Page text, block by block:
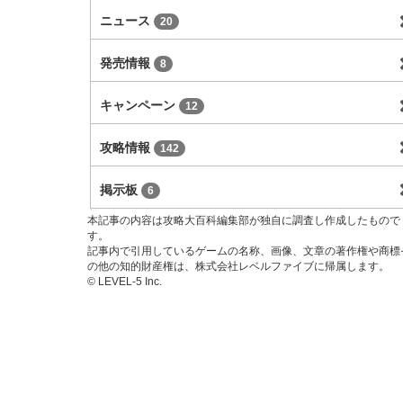
ニュース 20
発売情報 8
キャンペーン 12
攻略情報 142
掲示板 6
本記事の内容は攻略大百科編集部が独自に調査し作成したもので
す。
記事内で引用しているゲームの名称、画像、文章の著作権や商標
の他の知的財産権は、株式会社レベルファイブに帰属します。
© LEVEL-5 Inc.